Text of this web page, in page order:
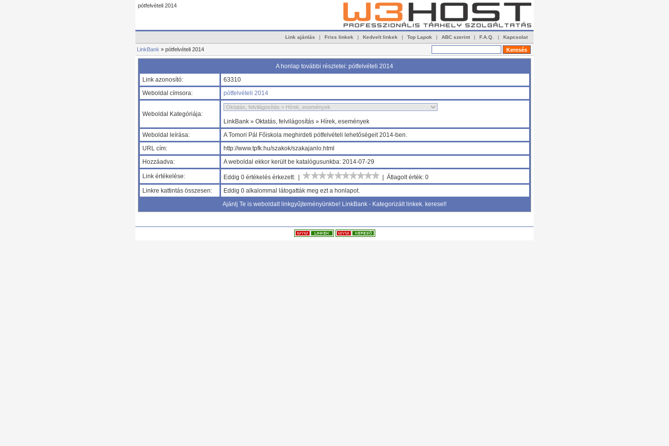
pótfelvételi 2014
Link ajánlás | Friss linkek | Kedvelt linkek | Top Lapok | ABC szerint | F.A.Q. | Kapcsolat
LinkBank » pótfelvételi 2014
A honlap további részletei: pótfelvételi 2014
Link azonosító:
63310
Weboldal címsora:
pótfelvételi 2014
Weboldal Kategóriája:
LinkBank » Oktatás, felvilágosítás » Hírek, események
Weboldal leírása:
A Tomori Pál Főiskola meghirdeti pótfelvételi lehetőségeit 2014-ben.
URL cím:
http://www.tpfk.hu/szakok/szakajanlo.html
Hozzáadva:
A weboldal ekkor került be katalógusunkba: 2014-07-29
Link értékelése: Eddig 0 értékelés érkezett: |
| Átlagolt érték: 0
Linkre kattintás összesen:
Eddig 0 alkalommal látogatták meg ezt a honlapot.
Ajánlj Te is weboldalt linkgyűjteményünkbe! LinkBank - Kategorizált linkek. keresel!